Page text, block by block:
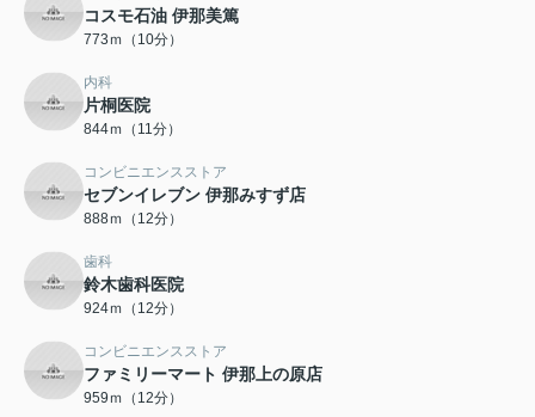
コスモ石油 伊那美篤
773ｍ（10分）
内科
片桐医院
844ｍ（11分）
コンビニエンスストア
セブンイレブン 伊那みすず店
888ｍ（12分）
歯科
鈴木歯科医院
924ｍ（12分）
コンビニエンスストア
ファミリーマート 伊那上の原店
959ｍ（12分）